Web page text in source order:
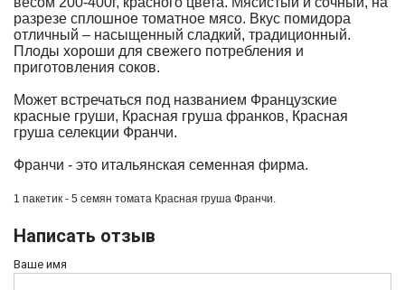
разрезе сплошное томатное мясо. Вкус помидора
отличный – насыщенный сладкий, традиционный.
Плоды хороши для свежего потребления и
приготовления соков.
Может встречаться под названием Французские
красные груши, Красная груша франков, Красная
груша селекции Франчи.
Франчи - это итальянская семенная фирма.
1 пакетик - 5 семян томата Красная груша Франчи.
Написать отзыв
Ваше имя